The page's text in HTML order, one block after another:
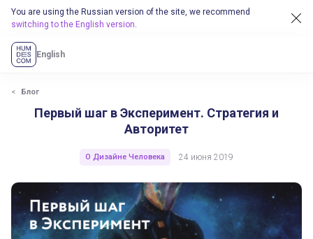
You are using the Russian version of the site, we recommend
switching to the English version.
English
Блог
Первый шаг в Эксперимент. Стратегия и
Авторитет
О Дизайне Человека 24 июня 2019